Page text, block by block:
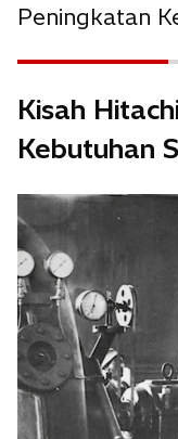
Peningkatan
Kisah
Kebutuhan